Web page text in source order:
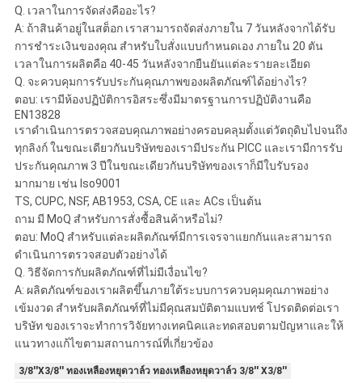
Q. เวลาในการจัดส่งคืออะไร?
A: ถ้าสินค้าอยู่ในสต็อก เราสามารถจัดส่งภายใน 7 วันหลังจากได้รับ
การชำระเงินของคุณ สำหรับใบสั่งแบบกำหนดเอง ภายใน 20 ตัน
เวลาในการผลิตคือ 40-45 วันหลังจากยืนยันแต่ละรายละเอียด
Q. จะควบคุมการรับประกันคุณภาพของผลิตภัณฑ์ได้อย่างไร?
ตอบ: เรามีห้องปฏิบัติการอิสระซึ่งมีมาตรฐานการปฏิบัติงานคือ
EN13828
เราดำเนินการตรวจสอบคุณภาพอย่างครอบคลุมตั้งแต่วัตถุดิบไปจนถึง
ทุกลิงก์ ในขณะเดียวกันบริษัทของเรามีประกัน PICC และเรามีการรับ
ประกันคุณภาพ 3 ปีในขณะเดียวกันบริษัทของเราก็มีใบรับรอง
มากมาย เช่น Iso9001
TS, CUPC, NSF, AB1953, CSA, CE และ ACs เป็นต้น
ถาม มี MoQ สำหรับการสั่งซื้อสินค้าหรือไม่?
ตอบ: MoQ สำหรับแต่ละผลิตภัณฑ์มีการเจรจาแยกกันและสามารถ
ดำเนินการตรวจสอบตัวอย่างได้
Q. วิธีจัดการกับผลิตภัณฑ์ที่ไม่มีเงื่อนไข?
A: ผลิตภัณฑ์ของเราผลิตขึ้นภายใต้ระบบการควบคุมคุณภาพอย่าง
เข้มงวด สำหรับผลิตภัณฑ์ที่ไม่มีคุณสมบัติตามแบทช์ โปรดติดต่อเรา
บริษัท ของเราจะทำการวิจัยทางเทคนิคและทดสอบตามปัญหาและให้
แนวทางแก้ไขตามสถานการณ์ที่เกี่ยวข้อง
3/8''X3/8'' ทองเหลืองหยุดวาล์ว ทองเหลืองหยุดวาล์ว 3/8'' X3/8''